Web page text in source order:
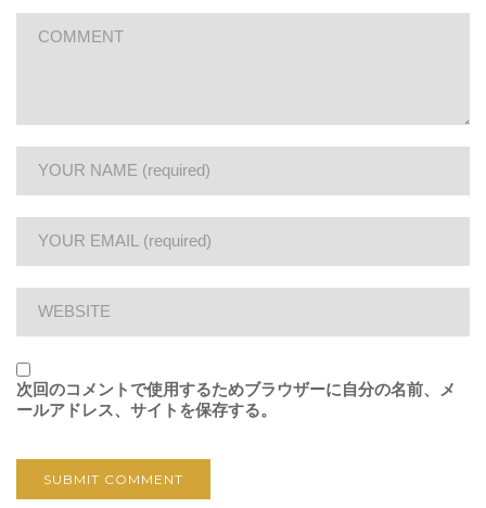
次回のコメントで使用するためブラウザーに自分の名前、メ
ールアドレス、サイトを保存する。